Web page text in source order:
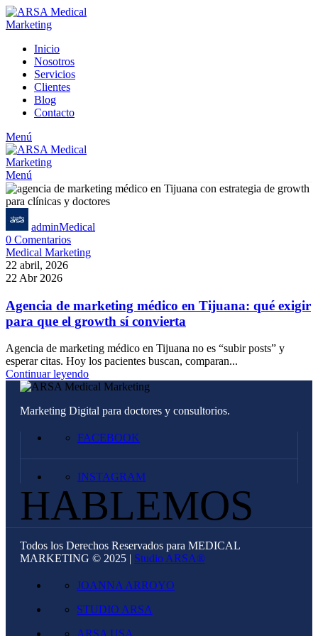
Inicio
Nosotros
Servicios
Clientes
Blog
Contacto
Menú
Menú
adminMedical
0 Comentarios
Medical Marketing
22 abril, 2026
22 Abr 2026
Agencia de marketing médico en Tijuana: qué exigir
para que el growth sí convierta
Agencia de marketing médico en Tijuana no es “subir posts” y
esperar citas. Hoy los pacientes buscan, comparan...
Continuar leyendo
Marketing Digital para doctores y consultorios.
FACEBOOK
INSTAGRAM
HABLEMOS
Todos los Derechos Reservados para MEDICAL
MARKETING © 2025 | Studio ARSA®
JOANNA ARROYO
STUDIO ARSA